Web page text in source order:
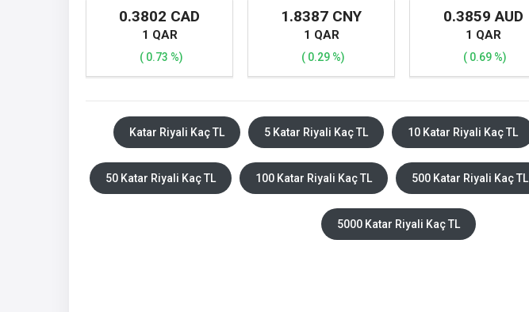
0.3802 CAD
1 QAR
( 0.73 %)
1.8387 CNY
1 QAR
( 0.29 %)
0.3859 AUD
1 QAR
( 0.69 %)
Katar Riyali Kaç TL 5 Katar Riyali Kaç TL 10 Katar Riyali Kaç TL
50 Katar Riyali Kaç TL 100 Katar Riyali Kaç TL 500 Katar Riyali Kaç TL
5000 Katar Riyali Kaç TL